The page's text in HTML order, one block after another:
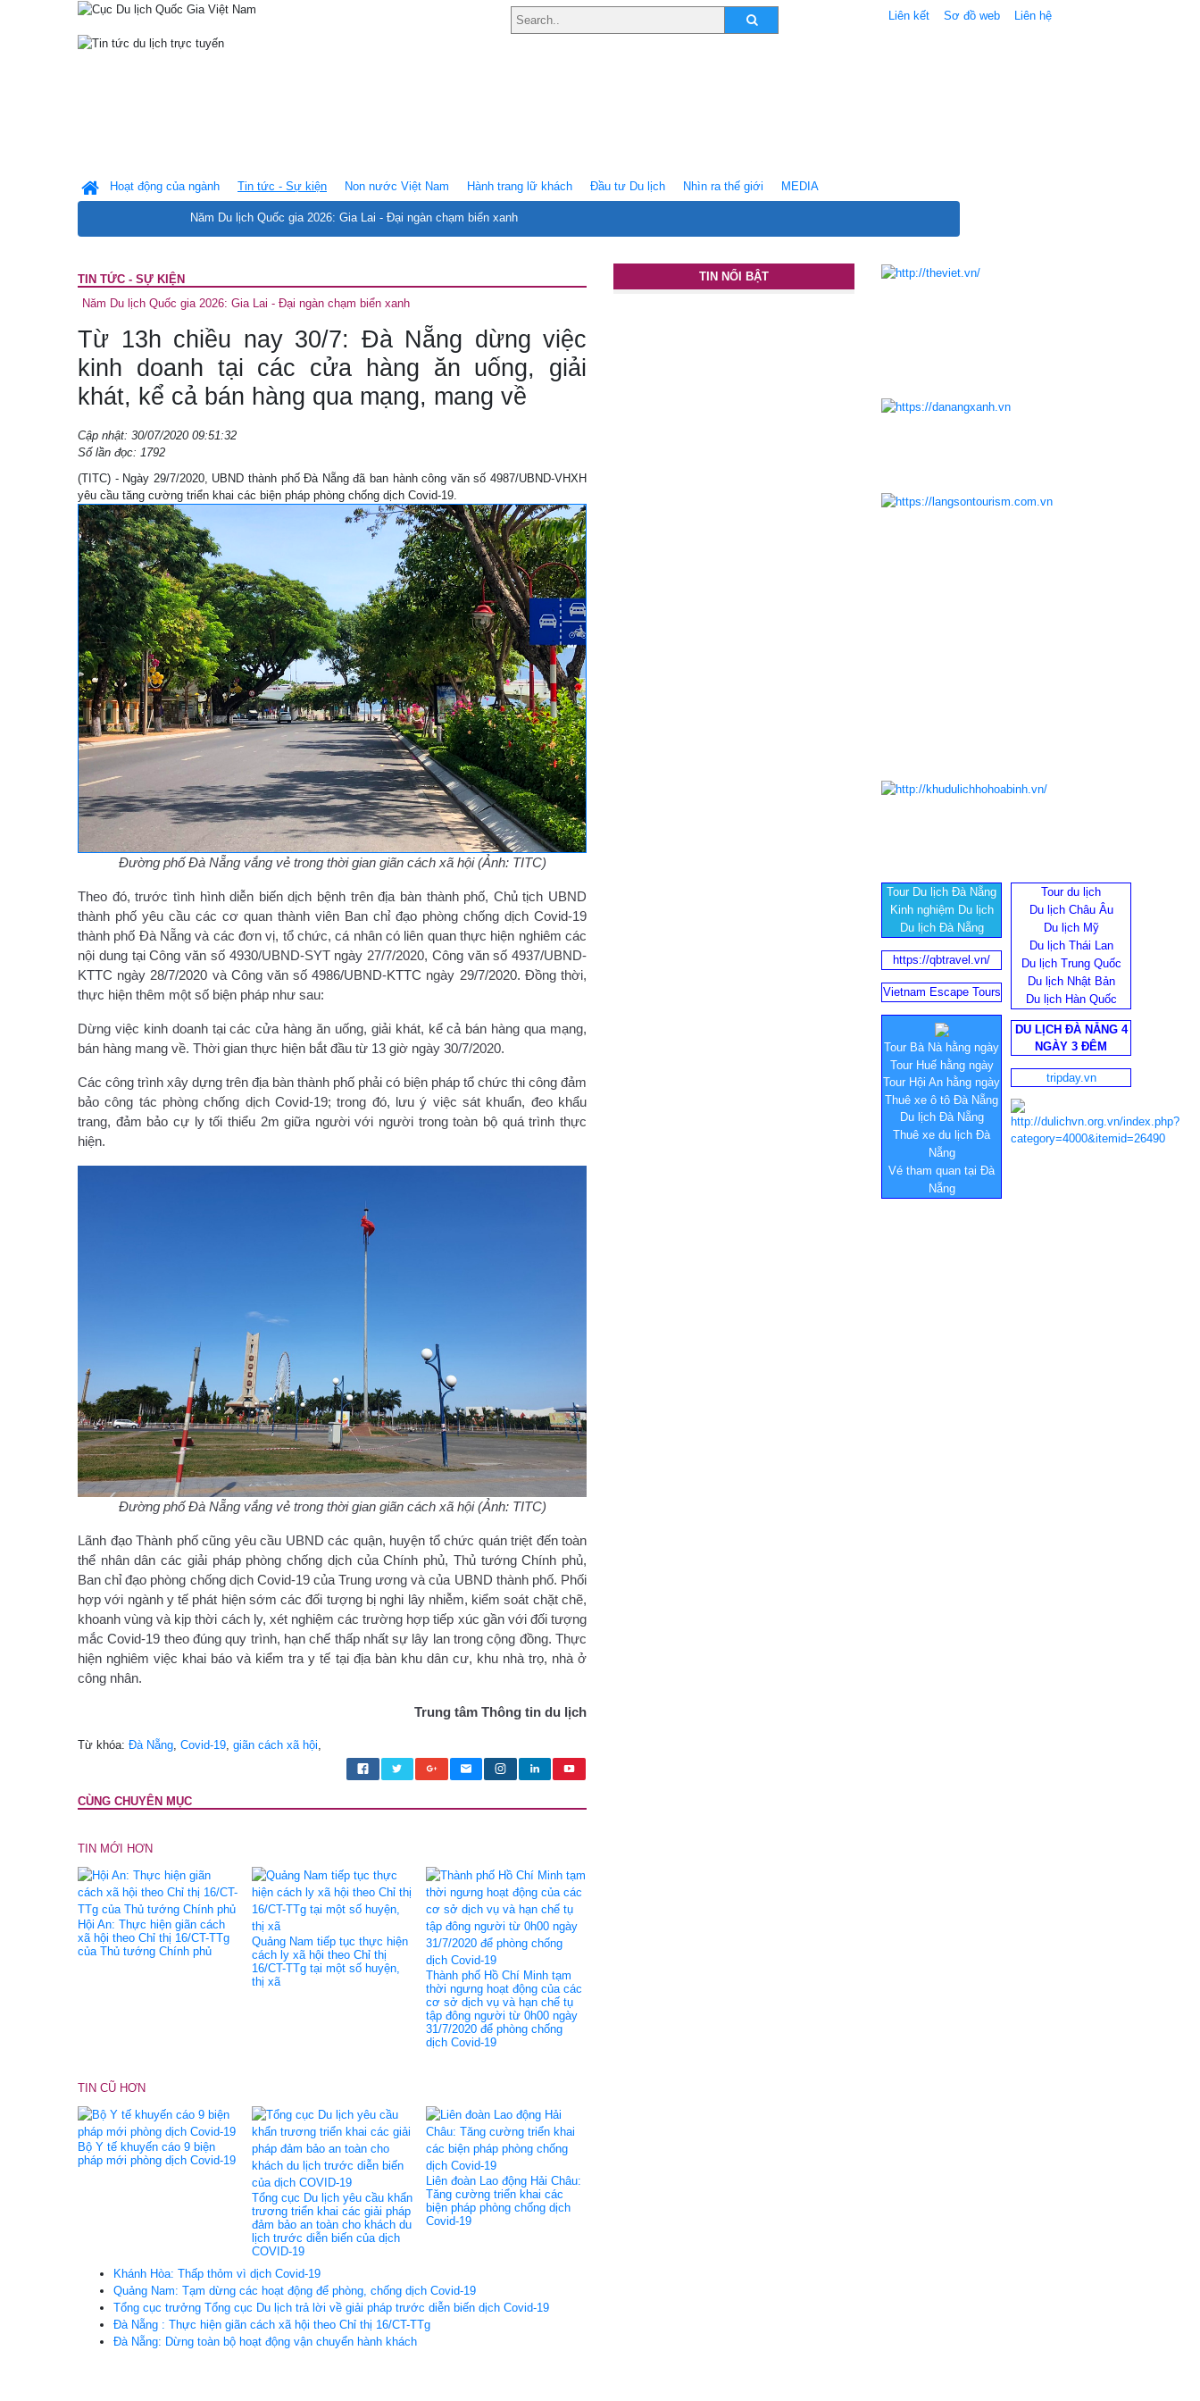
Liên kết Sơ đồ web Liên hệ
Hoạt động của ngành Tin tức - Sự kiện
Năm Du lịch Quốc gia 2026: Gia Lai - Đại ngàn chạm biển xanh
Non nước Việt Nam Hành trang lữ khách Ðầu tư Du lịch Nhìn ra thế giới MEDIA
TIN TỨC - SỰ KIỆN
Năm Du lịch Quốc gia 2026: Gia Lai - Đại ngàn chạm biển xanh
Từ 13h chiều nay 30/7: Đà Nẵng dừng việc
kinh doanh tại các cửa hàng ăn uống, giải
khát, kể cả bán hàng qua mạng, mang về
Cập nhật: 30/07/2020 09:51:32
Số lần đọc: 1792
(TITC) - Ngày 29/7/2020, UBND thành phố Đà Nẵng đã ban hành công văn số 4987/UBND-VHXH
yêu cầu tăng cường triển khai các biện pháp phòng chống dịch Covid-19.
Đường phố Đà Nẵng vắng vẻ trong thời gian giãn cách xã hội (Ảnh: TITC)
Theo đó, trước tình hình diễn biến dịch bệnh trên địa bàn thành phố, Chủ tịch UBND
thành phố yêu cầu các cơ quan thành viên Ban chỉ đạo phòng chống dịch Covid-19
thành phố Đà Nẵng và các đơn vị, tổ chức, cá nhân có liên quan thực hiện nghiêm các
nội dung tại Công văn số 4930/UBND-SYT ngày 27/7/2020, Công văn số 4937/UBND-
KTTC ngày 28/7/2020 và Công văn số 4986/UBND-KTTC ngày 29/7/2020. Đồng thời,
thực hiện thêm một số biện pháp như sau:
Dừng việc kinh doanh tại các cửa hàng ăn uống, giải khát, kể cả bán hàng qua mạng,
bán hàng mang về. Thời gian thực hiện bắt đầu từ 13 giờ ngày 30/7/2020.
Các công trình xây dựng trên địa bàn thành phố phải có biện pháp tổ chức thi công đảm
bảo công tác phòng chống dịch Covid-19; trong đó, lưu ý việc sát khuẩn, đeo khẩu
trang, đảm bảo cự ly tối thiểu 2m giữa người với người trong toàn bộ quá trình thực
hiện.
Đường phố Đà Nẵng vắng vẻ trong thời gian giãn cách xã hội (Ảnh: TITC)
Lãnh đạo Thành phố cũng yêu cầu UBND các quận, huyện tổ chức quán triệt đến toàn
thể nhân dân các giải pháp phòng chống dịch của Chính phủ, Thủ tướng Chính phủ,
Ban chỉ đạo phòng chống dịch Covid-19 của Trung ương và của UBND thành phố. Phối
hợp với ngành y tế phát hiện sớm các đối tượng bị nghi lây nhiễm, kiểm soát chặt chẽ,
khoanh vùng và kịp thời cách ly, xét nghiệm các trường hợp tiếp xúc gần với đối tượng
mắc Covid-19 theo đúng quy trình, hạn chế thấp nhất sự lây lan trong cộng đồng. Thực
hiện nghiêm việc khai báo và kiểm tra y tế tại địa bàn khu dân cư, khu nhà trọ, nhà ở
công nhân.
Trung tâm Thông tin du lịch
Từ khóa: Đà Nẵng, Covid-19, giãn cách xã hội,
CÙNG CHUYÊN MỤC
TIN MỚI HƠN
Hội An: Thực hiện giãn cách
xã hội theo Chỉ thị 16/CT-TTg
của Thủ tướng Chính phủ
Quảng Nam tiếp tục thực hiện
cách ly xã hội theo Chỉ thị
16/CT-TTg tại một số huyện,
thị xã
Thành phố Hồ Chí Minh tạm
thời ngưng hoạt động của các
cơ sở dịch vụ và hạn chế tụ
tập đông người từ 0h00 ngày
31/7/2020 để phòng chống
dịch Covid-19
TIN CŨ HƠN
Bộ Y tế khuyến cáo 9 biện
pháp mới phòng dịch Covid-19
Tổng cục Du lịch yêu cầu khẩn
trương triển khai các giải pháp
đảm bảo an toàn cho khách du
lịch trước diễn biến của dịch
COVID-19
Liên đoàn Lao động Hải Châu:
Tăng cường triển khai các
biện pháp phòng chống dịch
Covid-19
Khánh Hòa: Thấp thỏm vì dịch Covid-19
Quảng Nam: Tạm dừng các hoạt động để phòng, chống dịch Covid-19
Tổng cục trưởng Tổng cục Du lịch trả lời về giải pháp trước diễn biến dịch Covid-19
Đà Nẵng : Thực hiện giãn cách xã hội theo Chỉ thị 16/CT-TTg
Đà Nẵng: Dừng toàn bộ hoạt động vận chuyển hành khách
TIN NỔI BẬT
Tour Du lịch Đà Nẵng
Kinh nghiệm Du lịch
Du lịch Đà Nẵng
Tour du lịch
Du lịch Châu Âu
Du lịch Mỹ
Du lịch Thái Lan
Du lịch Trung Quốc
Du lịch Nhật Bản
Du lịch Hàn Quốc
https://qbtravel.vn/
Vietnam Escape Tours
Tour Bà Nà hằng ngày
Tour Huế hằng ngày
Tour Hội An hằng ngày
Thuê xe ô tô Đà Nẵng
Du lịch Đà Nẵng
Thuê xe du lịch Đà
Nẵng
Vé tham quan tại Đà
Nẵng
DU LỊCH ĐÀ NẴNG 4
NGÀY 3 ĐÊM
tripday.vn